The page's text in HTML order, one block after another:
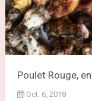
Poulet Rouge,
Oct. 6, 2018